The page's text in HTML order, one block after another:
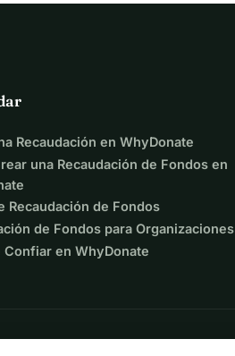
Recaudación en WhyDonate
una Recaudación de Fondos en
Recaudación de Fondos
de Fondos para Organizaciones
Confiar en WhyDonate